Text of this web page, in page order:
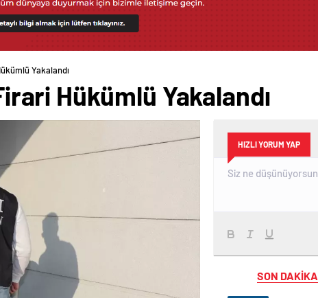
Yakalandı
Hükümlü Yakalandı
HIZLI YORUM YAP
SON DAKİKA